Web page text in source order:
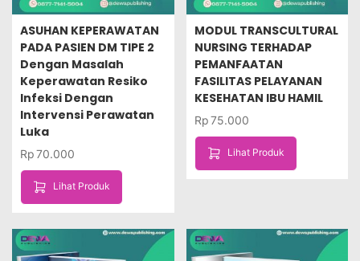
ASUHAN KEPERAWATAN
PADA PASIEN DM TIPE 2
Dengan Masalah
Keperawatan Resiko
Infeksi Dengan
Intervensi Perawatan
Luka
Rp70.000
Lihat Produk
MODUL TRANSCULTURAL
NURSING TERHADAP
PEMANFAATAN
FASILITAS PELAYANAN
KESEHATAN IBU HAMIL
Rp75.000
Lihat Produk